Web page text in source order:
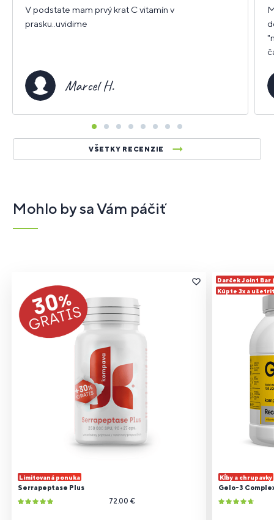
VŠETKY RECENZIE
V podstate mam prvý krat C vitamín v
prasku..uvidime
Marcel H.
Mohlo by sa Vám páčiť
Limitovaná ponuka
Serrapeptase Plus
72.00 €
Darček Joint Bar
Kúpte 3x a
Kĺby a chrupavky
Gelo-3